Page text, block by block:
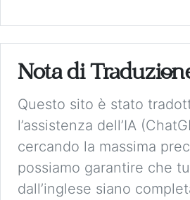
Nota di
Questo sito è stato
l’assistenza dell’IA
cercando la massima
possiamo garantire che
dall’inglese siano